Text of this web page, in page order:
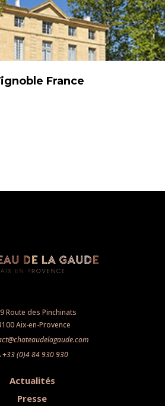
France
Route des Pinchinats
Aix-en-Provence
+33 (0)4 84 930 930
Actualités
Presse